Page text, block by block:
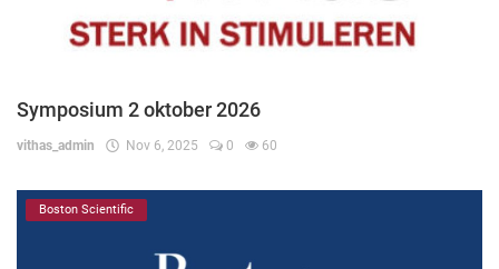
Symposium 2 oktober 2026
vithas_admin Nov 6, 2025 0 60
Boston Scientific